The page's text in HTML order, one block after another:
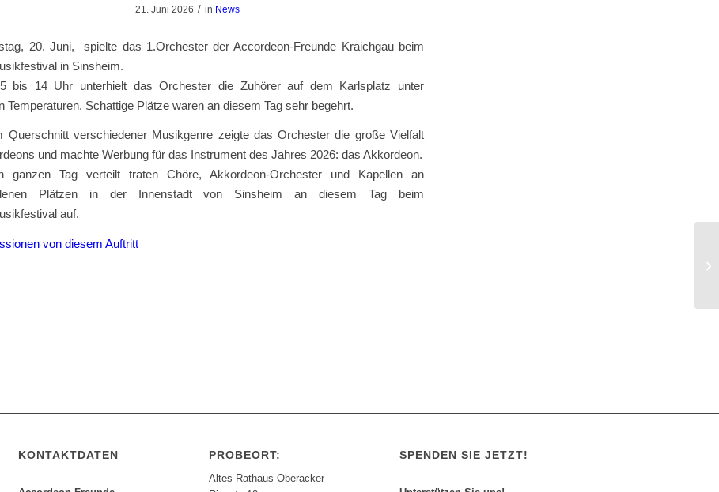
21. Juni 2026 / in News
20. Juni, spielte das 1.Orchester der Accordeon-Freunde Kraichgau beim
in Sinsheim.
bis 14 Uhr unterhielt das Orchester die Zuhörer auf dem Karlsplatz unter
Temperaturen. Schattige Plätze waren an diesem Tag sehr begehrt.
Querschnitt verschiedener Musikgenre zeigte das Orchester die große Vielfalt
und machte Werbung für das Instrument des Jahres 2026: das Akkordeon.
ganzen Tag verteilt traten Chöre, Akkordeon-Orchester und Kapellen an
Plätzen in der Innenstadt von Sinsheim an diesem Tag beim
auf.
von diesem Auftritt
KONTAKTDATEN PROBEORT:
Altes Rathaus Oberacker
SPENDEN SIE JETZT!